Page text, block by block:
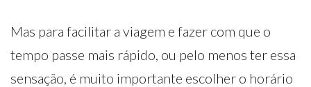
Mas para facilitar a viagem e fazer com que o
tempo passe mais rápido, ou pelo menos ter essa
sensação, é muito importante escolher o horário